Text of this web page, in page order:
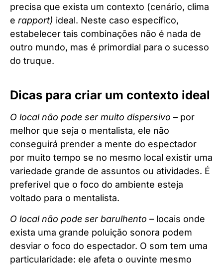
precisa que exista um contexto (cenário, clima
e rapport) ideal. Neste caso específico,
estabelecer tais combinações não é nada de
outro mundo, mas é primordial para o sucesso
do truque.
Dicas para criar um contexto ideal
O local não pode ser muito dispersivo – por
melhor que seja o mentalista, ele não
conseguirá prender a mente do espectador
por muito tempo se no mesmo local existir uma
variedade grande de assuntos ou atividades. É
preferível que o foco do ambiente esteja
voltado para o mentalista.
O local não pode ser barulhento – locais onde
exista uma grande poluição sonora podem
desviar o foco do espectador. O som tem uma
particularidade: ele afeta o ouvinte mesmo